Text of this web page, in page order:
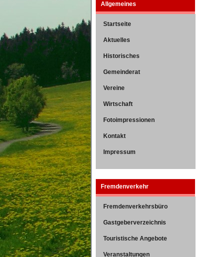
Allgemeines
Startseite
Aktuelles
Historisches
Gemeinderat
Vereine
Wirtschaft
Fotoimpressionen
Kontakt
Impressum
Fremdenverkehr
Fremdenverkehrsbüro
Gastgeberverzeichnis
Touristische Angebote
Veranstaltungen